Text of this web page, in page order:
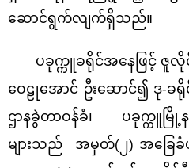
ဆောင်ရွက်လျက်ရှိသည်။
ပခုက္ကူခရိုင်အနေဖြင့် ဇူ
ဝေဠုအောင် ဦးဆောင်၍ ဒု-ခရိုင်
ဌာနခွဲတာဝန်ခံ၊ ပခုက္ကူမ
များသည် အမှတ်(၂) အခြေခံ